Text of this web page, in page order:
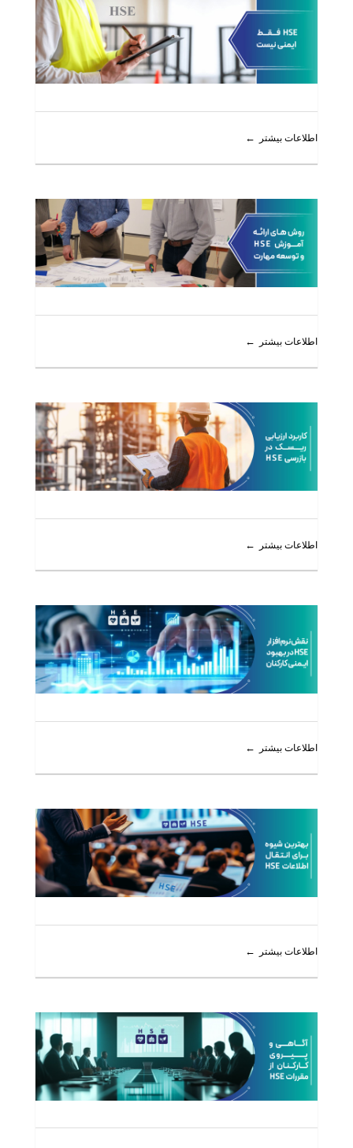
اطلاعات بیشتر
اطلاعات بیشتر
اطلاعات بیشتر
اطلاعات بیشتر
اطلاعات بیشتر